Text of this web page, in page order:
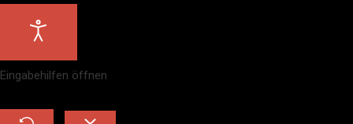
Eingabehilfen öffnen